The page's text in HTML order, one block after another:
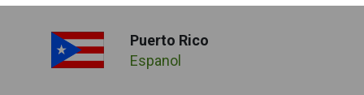
Puerto Rico
Espanol